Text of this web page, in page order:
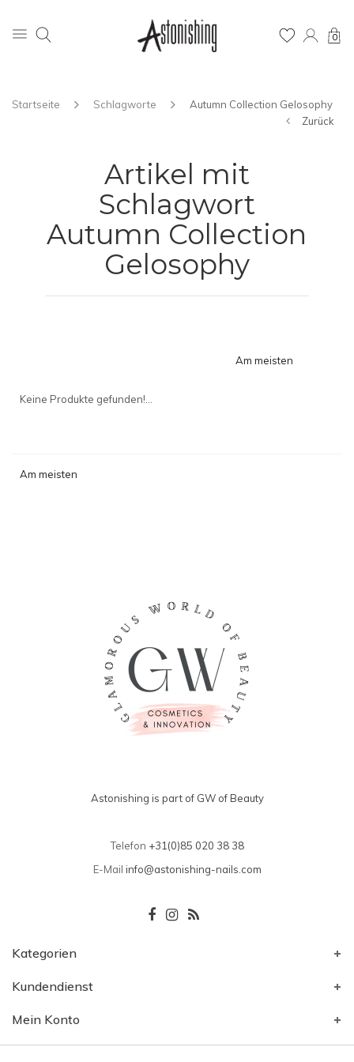
0
Startseite Schlagworte
Autumn Collection Gelosophy
Zurück
Artikel mit
Schlagwort
Autumn Collection
Gelosophy
Am meisten
Keine Produkte gefunden!...
Am meisten
Astonishing is part of GW of Beauty
Telefon +31(0)85 020 38 38
E-Mail info@astonishing-nails.com
Kategorien
Kundendienst
Mein Konto